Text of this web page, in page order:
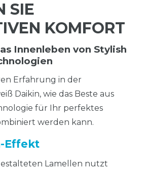
SIE
KOMFORT
Innenleben von Stylish
Erfahrung in der
Daikin, wie das Beste aus
für Ihr perfektes
werden kann.
Effekt
Lamellen nutzt